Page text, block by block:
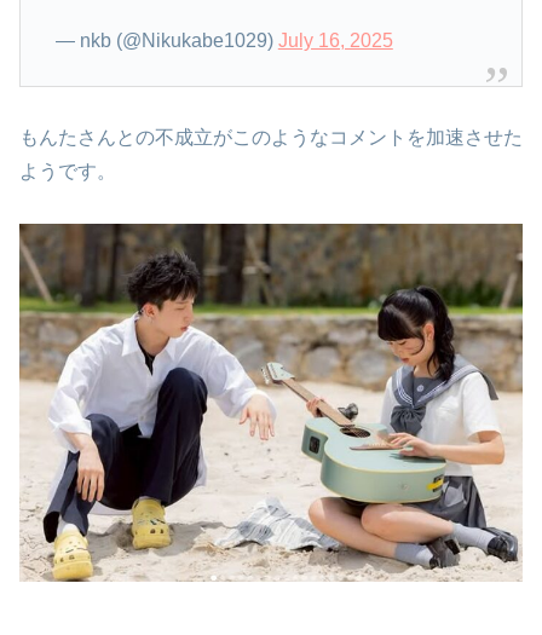
— nkb (@Nikukabe1029) July 16, 2025
もんたさんとの不成立がこのようなコメントを加速させた
ようです。